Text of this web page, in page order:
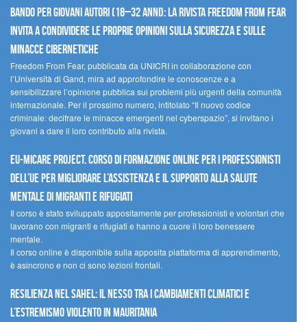
Bando per giovani autori (18–32 anni): la Rivista Freedom From Fear
invita a condividere le proprie opinioni sulla sicurezza e sulle
minacce cibernetiche
Freedom From Fear, pubblicata da UNICRI in collaborazione con
l’Università di Gand, mira ad approfondire le conoscenze e a
sensibilizzare l’opinione pubblica sui problemi più urgenti della comunità
internazionale. Per il prossimo numero, intitolato “Il nuovo codice
criminale: decifrare le minacce emergenti nel cyberspazio”, si invitano i
giovani a dare il loro contributo alla rivista.
EU-MiCare Project. Corso di formazione online per i professionisti
dell’UE per migliorare l’assistenza e il supporto alla salute
mentale di migranti e rifugiati
Il corso è stato sviluppato appositamente per professionisti e volontari che
lavorano con migranti e rifugiati e hanno a cuore il loro benessere
mentale.
Il corso online è disponibile sulla apposita piattaforma di apprendimento,
è asincrono e non ci sono lezioni frontali.
Resilienza nel Sahel: il nesso tra i cambiamenti climatici e
l’estremismo violento in Mauritania